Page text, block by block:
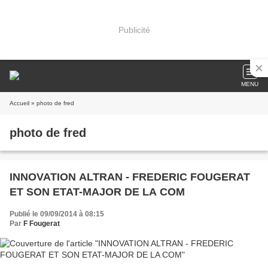
Publicité
MENU
Accueil » photo de fred
photo de fred
INNOVATION ALTRAN - FREDERIC FOUGERAT
ET SON ETAT-MAJOR DE LA COM
Publié le 09/09/2014 à 08:15
Par F Fougerat